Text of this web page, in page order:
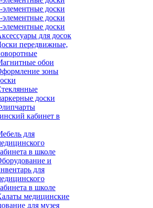
элементные доски
элементные доски
элементные доски
для досок
передвижные,
обои
зоны
доски
кабинет в
для
в школе
и
для
в школе
медицинские
для музея